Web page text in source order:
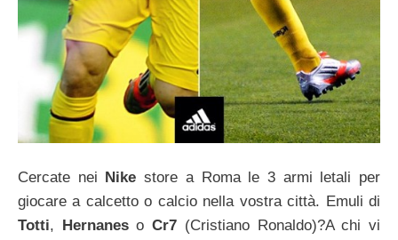
Cercate nei Nike store a Roma le 3 armi letali per
giocare a calcetto o calcio nella vostra città. Emuli di
Totti, HernanesoCr7 (Cristiano Ronaldo)?A chi vi